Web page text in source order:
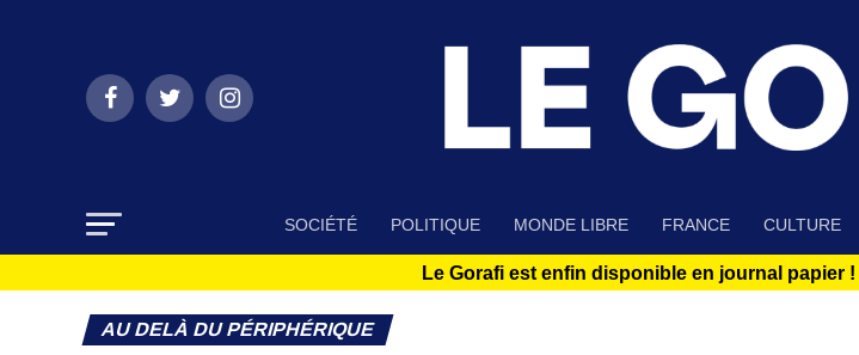
SOCIÉTÉ POLITIQUE MONDE LIBRE FRANCE CULTURE
Le Gorafi est enfin disponible en journal papier !
AU DELÀ DU PÉRIPHÉRIQUE